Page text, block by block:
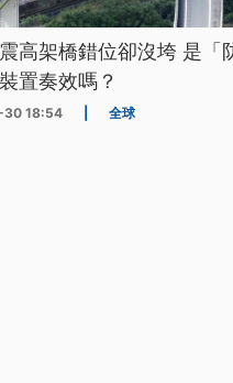
高架橋錯位卻沒垮 是「
置奏效嗎？
18:54 全球